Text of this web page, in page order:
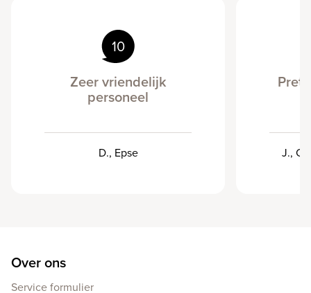
10
Zeer vriendelijk
personeel
D., Epse J.,
Over ons
Service formulier